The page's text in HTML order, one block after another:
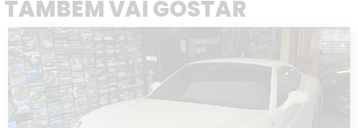
TAMBÉM VAI GOSTAR